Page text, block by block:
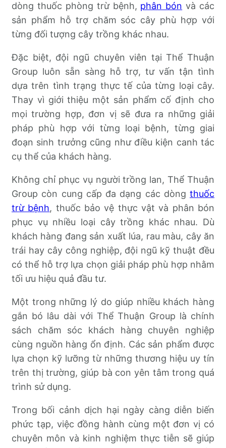
dòng thuốc phòng trừ bệnh, phân bón và các
sản phẩm hỗ trợ chăm sóc cây phù hợp với
từng đối tượng cây trồng khác nhau.
Đặc biệt, đội ngũ chuyên viên tại Thể Thuận
Group luôn sẵn sàng hỗ trợ, tư vấn tận tình
dựa trên tình trạng thực tế của từng loại cây.
Thay vì giới thiệu một sản phẩm cố định cho
mọi trường hợp, đơn vị sẽ đưa ra những giải
pháp phù hợp với từng loại bệnh, từng giai
đoạn sinh trưởng cũng như điều kiện canh tác
cụ thể của khách hàng.
Không chỉ phục vụ người trồng lan, Thể Thuận
Group còn cung cấp đa dạng các dòng thuốc
trừ bệnh, thuốc bảo vệ thực vật và phân bón
phục vụ nhiều loại cây trồng khác nhau. Dù
khách hàng đang sản xuất lúa, rau màu, cây ăn
trái hay cây công nghiệp, đội ngũ kỹ thuật đều
có thể hỗ trợ lựa chọn giải pháp phù hợp nhằm
tối ưu hiệu quả đầu tư.
Một trong những lý do giúp nhiều khách hàng
gắn bó lâu dài với Thể Thuận Group là chính
sách chăm sóc khách hàng chuyên nghiệp
cùng nguồn hàng ổn định. Các sản phẩm được
lựa chọn kỹ lưỡng từ những thương hiệu uy tín
trên thị trường, giúp bà con yên tâm trong quá
trình sử dụng.
Trong bối cảnh dịch hại ngày càng diễn biến
phức tạp, việc đồng hành cùng một đơn vị có
chuyên môn và kinh nghiệm thực tiễn sẽ giúp